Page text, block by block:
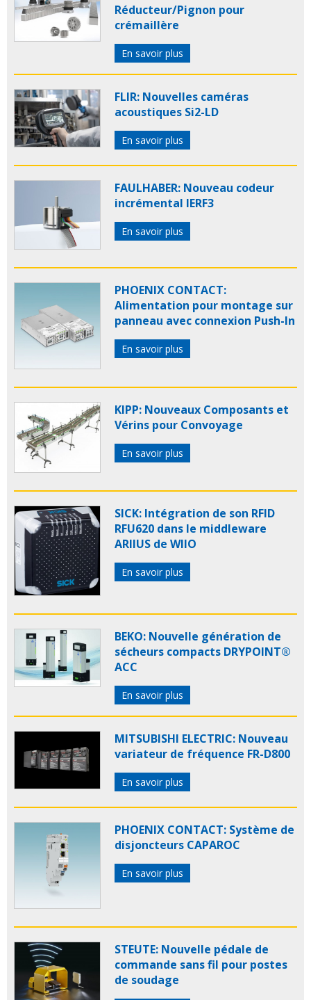
Réducteur/Pignon pour
crémaillère
En savoir plus
FLIR: Nouvelles caméras
acoustiques Si2-LD
En savoir plus
FAULHABER: Nouveau codeur
incrémental IERF3
En savoir plus
PHOENIX CONTACT:
Alimentation pour montage sur
panneau avec connexion Push-In
En savoir plus
KIPP: Nouveaux Composants et
Vérins pour Convoyage
En savoir plus
SICK: Intégration de son RFID
RFU620 dans le middleware
ARIIUS de WIIO
En savoir plus
BEKO: Nouvelle génération de
sécheurs compacts DRYPOINT®
ACC
En savoir plus
MITSUBISHI ELECTRIC: Nouveau
variateur de fréquence FR-D800
En savoir plus
PHOENIX CONTACT: Système de
disjoncteurs CAPAROC
En savoir plus
STEUTE: Nouvelle pédale de
commande sans fil pour postes
de soudage